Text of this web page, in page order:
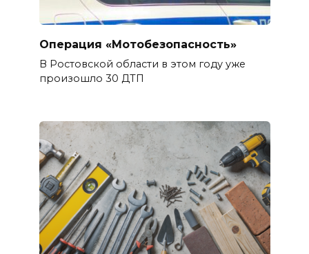
Операция «Мотобезопасность»
В Ростовской области в этом году уже
произошло 30 ДТП